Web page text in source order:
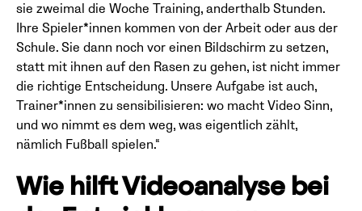
sie zweimal die Woche Training, anderthalb Stunden.
Ihre Spieler*innen kommen von der Arbeit oder aus der
Schule. Sie dann noch vor einen Bildschirm zu setzen,
statt mit ihnen auf den Rasen zu gehen, ist nicht immer
die richtige Entscheidung. Unsere Aufgabe ist auch,
Trainer*innen zu sensibilisieren: wo macht Video Sinn,
und wo nimmt es dem weg, was eigentlich zählt,
nämlich Fußball spielen.“
Wie hilft Videoanalyse bei